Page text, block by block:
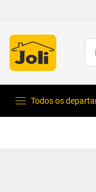
Todos os